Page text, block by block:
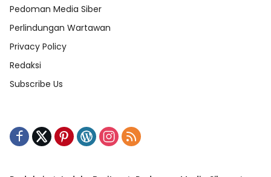
Pedoman Media Siber
Perlindungan Wartawan
Privacy Policy
Redaksi
Subscribe Us